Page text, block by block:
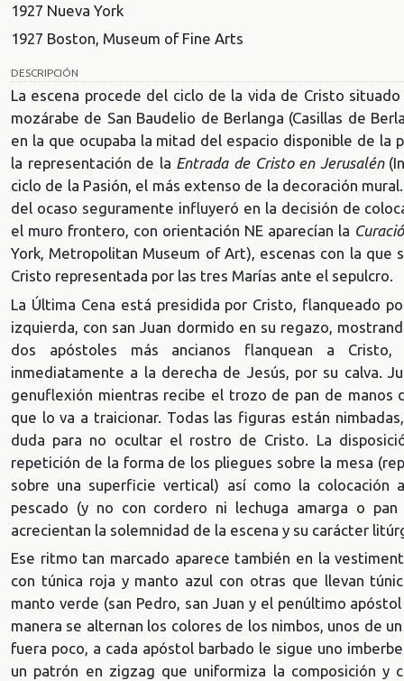
1927 Nueva York
1927 Boston, Museum of Fine Arts
DESCRIPCIÓN
La escena procede del ciclo de la vida de Cristo
mozárabe de San Baudelio de Berlanga (Casillas de
en la que ocupaba la mitad del espacio disponible de la
la representación de la Entrada de Cristo en Jerusalén
ciclo de la Pasión, el más extenso de la decoración
del ocaso seguramente influyeró en la decisión de
el muro frontero, con orientación NE aparecían la
York, Metropolitan Museum of Art), escenas con la que
Cristo representada por las tres Marías ante el sepulcro.
La Última Cena está presidida por Cristo, flanqueado
izquierda, con san Juan dormido en su regazo,
dos apóstoles más ancianos flanquean a
inmediatamente a la derecha de Jesús, por su calva.
genuflexión mientras recibe el trozo de pan de
que lo va a traicionar. Todas las figuras están
duda para no ocultar el rostro de Cristo. La
repetición de la forma de los pliegues sobre la mesa
sobre una superficie vertical) así como la
pescado (y no con cordero ni lechuga amarga o
acrecientan la solemnidad de la escena y su carácter
Ese ritmo tan marcado aparece también en la
con túnica roja y manto azul con otras que llevan
manto verde (san Pedro, san Juan y el penúltimo
manera se alternan los colores de los nimbos, unos de
fuera poco, a cada apóstol barbado le sigue uno
un patrón en zigzag que uniformiza la composición y